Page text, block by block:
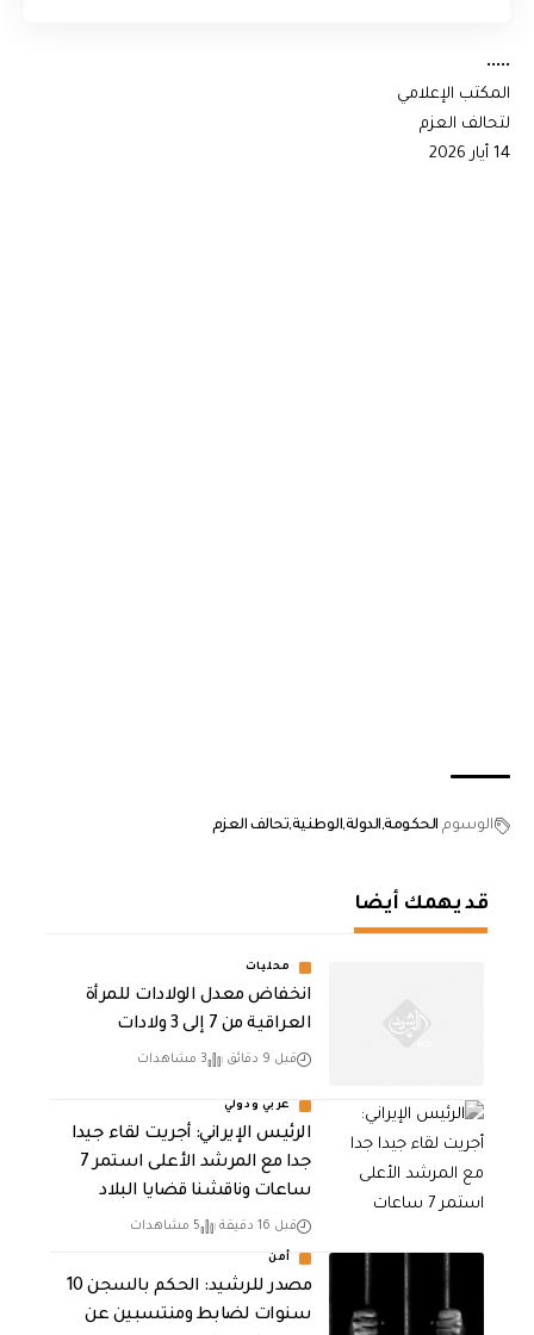
•••••
المكتب الإعلامي
لتحالف العزم
14 أيار 2026
الوسوم الحكومة الدولةالوطنيةتحالف العزم
قد يهمك أيضا
محليات
انخفاض معدل الولادات للمرأة
العراقية من 7 إلى 3 ولادات
قبل 9 دقائق 3 مشاهدات
عربي ودولي
الرئيس الإيراني: أجريت لقاء جيدا
جدا مع المرشد الأعلى استمر 7
ساعات وناقشنا قضايا البلاد
قبل 16 دقيقة 5 مشاهدات
أمن
مصدر للرشيد: الحكم بالسجن 10
سنوات لضابط ومنتسبين عن